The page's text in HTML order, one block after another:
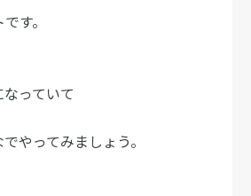
す。
っていて
やってみましょう。